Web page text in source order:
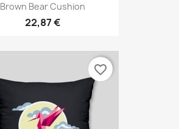
Brown Bear Cushion
22,87 €
favorite_border